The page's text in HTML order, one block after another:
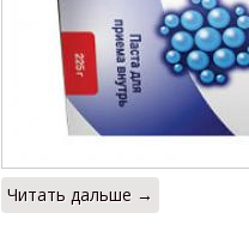
Читать дальше →